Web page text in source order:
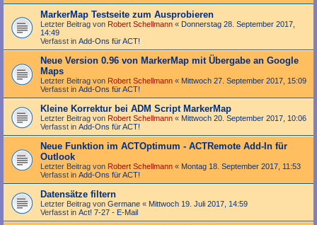
MarkerMap Testseite zum Ausprobieren
Letzter Beitrag von Robert Schellmann « Donnerstag 28. September 2017,
14:49
Verfasst in Add-Ons für ACT!
Neue Version 0.96 von MarkerMap mit Übergabe an Google
Maps
Letzter Beitrag von Robert Schellmann « Mittwoch 27. September 2017, 15:09
Verfasst in Add-Ons für ACT!
Kleine Korrektur bei ADM Script MarkerMap
Letzter Beitrag von Robert Schellmann « Mittwoch 20. September 2017, 10:06
Verfasst in Add-Ons für ACT!
Neue Funktion im ACTOptimum - ACTRemote Add-In für
Outlook
Letzter Beitrag von Robert Schellmann « Montag 18. September 2017, 11:53
Verfasst in Add-Ons für ACT!
Datensätze filtern
Letzter Beitrag von Germane « Mittwoch 19. Juli 2017, 14:59
Verfasst in Act! 7-27 - E-Mail